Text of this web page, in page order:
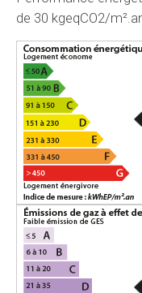
de 30 kgeqCO2/